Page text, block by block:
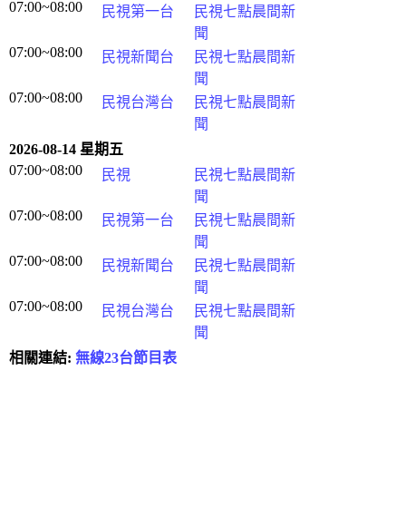
07:00~08:00
民視第一台
民視七點晨間新
聞
07:00~08:00
民視新聞台
民視七點晨間新
聞
07:00~08:00
民視台灣台
民視七點晨間新
聞
2026-08-14 星期五
07:00~08:00
民視
民視七點晨間新
聞
07:00~08:00
民視第一台
民視七點晨間新
聞
07:00~08:00
民視新聞台
民視七點晨間新
聞
07:00~08:00
民視台灣台
民視七點晨間新
聞
相關連結: 無線23台節目表